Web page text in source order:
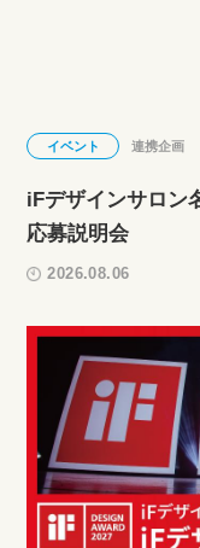
イベント 連携企画
iFデザインサロン
応募説明会
2026.08.06